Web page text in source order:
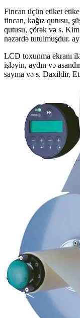
Fincan üçün etiket
fincan, kağız qutusu,
qutusu, çörək və s.
nəzərdə tutulmuşdur.
LCD toxunma ekranı
işləyin, aydın və
sayma və s. Daxildir,